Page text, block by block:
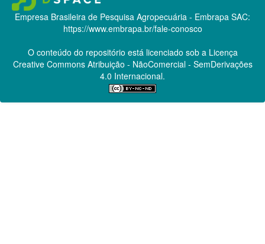
Empresa Brasileira de Pesquisa Agropecuária - Embrapa SAC:
https://www.embrapa.br/fale-conosco
O conteúdo do repositório está licenciado sob a Licença
Creative CommonsAtribuição - NãoComercial - SemDerivações
4.0 Internacional.